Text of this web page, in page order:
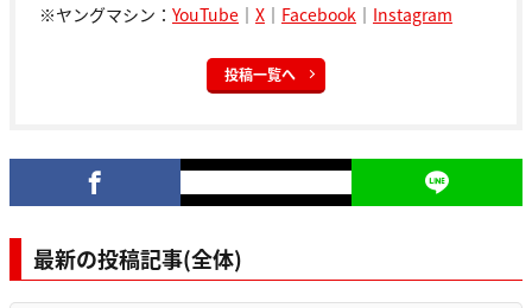
※ヤングマシン： YouTube ｜ X ｜ Facebook ｜ Instagram
投稿一覧へ
最新の投稿記事(全体)